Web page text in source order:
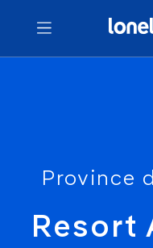
Menu
Province
Resort